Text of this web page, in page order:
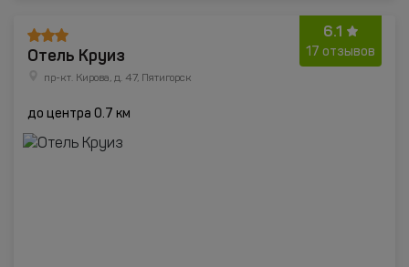
6.1
17 отзывов
Отель Круиз
пр-кт. Кирова, д. 47, Пятигорск
до центра 0.7 км